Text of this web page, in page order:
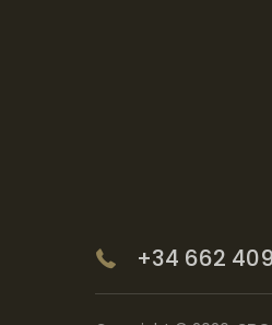
+34 662